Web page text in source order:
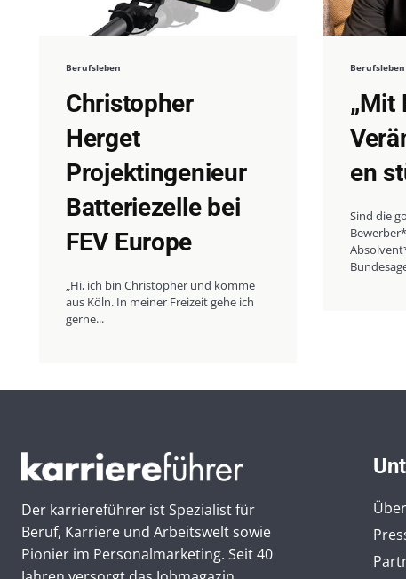
Berufsleben
Christopher
Herget
Projektingenieur
Batteriezelle bei
FEV Europe
„Hi, ich bin Christopher und komme
aus Köln. In meiner Freizeit gehe ich
gerne...
Berufsleben
„Mit
en
Sind die
Der karriereführer ist Spezialist für
Beruf, Karriere und Arbeitswelt sowie
Pionier im Personal­marketing. Seit 40